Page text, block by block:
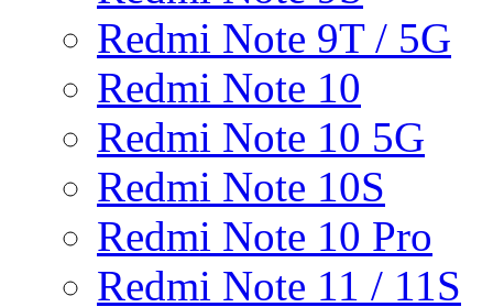
Redmi Note 9T / 5G
Redmi Note 10
Redmi Note 10 5G
Redmi Note 10S
Redmi Note 10 Pro
Redmi Note 11 / 11S